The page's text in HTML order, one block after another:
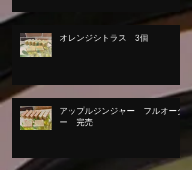
オレンジシトラス 3個
アップルジンジャー フルオーダ
ー 完売